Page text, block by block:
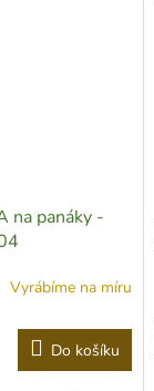
na panáky -
Vyrábíme na míru
Do košíku